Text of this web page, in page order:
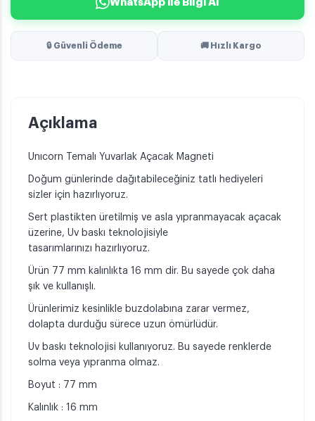
WhatsApp ile Bilgi Al
🔒 Güvenli Ödeme 🚚 Hızlı Kargo
Açıklama
Unıcorn Temalı Yuvarlak Açacak Magneti
Doğum günlerinde dağıtabileceğiniz tatlı hediyeleri
sizler için hazırlıyoruz.
Sert plastikten üretilmiş ve asla yıpranmayacak açacak
üzerine, Uv baskı teknolojisiyle
tasarımlarınızı hazırlıyoruz.
Ürün 77 mm kalınlıkta 16 mm dir. Bu sayede çok daha
şık ve kullanışlı.
Ürünlerimiz kesinlikle buzdolabına zarar vermez,
dolapta durduğu sürece uzun ömürlüdür.
Uv baskı teknolojisi kullanıyoruz. Bu sayede renklerde
solma veya yıpranma olmaz.
Boyut : 77 mm
Kalınlık : 16 mm